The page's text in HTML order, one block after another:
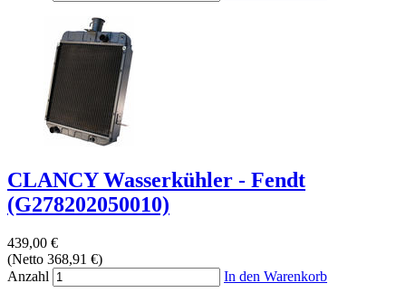
CLANCY Wasserkühler - Fendt
(G278202050010)
439,00 €
(Netto 368,91 €)
Anzahl
In den Warenkorb